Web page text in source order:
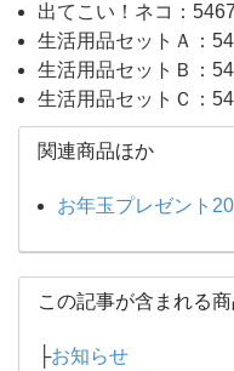
出てこい！ネコ：
生活用品セットＡ：
生活用品セットＢ：
生活用品セットＣ：
関連商品ほか
お年玉プレゼント
この記事が含まれる
├お知らせ